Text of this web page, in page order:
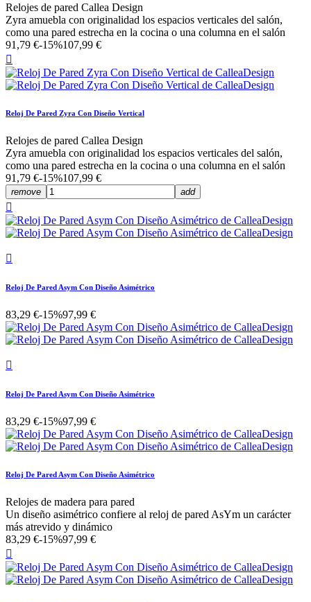
Relojes de pared Callea Design
Zyra amuebla con originalidad los espacios verticales del salón,
como una pared estrecha en la cocina o una columna en el salón
91,79 €-15%107,99 €

Reloj De Pared Zyra Con Diseño Vertical
Relojes de pared Callea Design
Zyra amuebla con originalidad los espacios verticales del salón,
como una pared estrecha en la cocina o una columna en el salón
91,79 €-15%107,99 €
remove add


Reloj De Pared Asym Con Diseño Asimétrico
83,29 €-15%97,99 €

Reloj De Pared Asym Con Diseño Asimétrico
83,29 €-15%97,99 €
Reloj De Pared Asym Con Diseño Asimétrico
Relojes de madera para pared
Un diseño asimétrico confiere al reloj de pared AsYm un carácter
más atrevido y dinámico
83,29 €-15%97,99 €
